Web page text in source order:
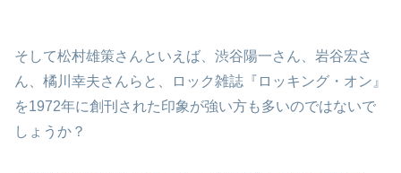
そして松村雄策さんといえば、渋谷陽一さん、岩谷宏さ
ん、橘川幸夫さんらと、ロック雑誌『ロッキング・オン』
を1972年に創刊された印象が強い方も多いのではないで
しょうか？